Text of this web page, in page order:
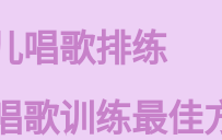
唱歌排练
歌训练最佳